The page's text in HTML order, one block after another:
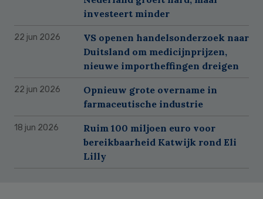
investeert minder
22 jun 2026
VS openen handelsonderzoek naar
Duitsland om medicijnprijzen,
nieuwe importheffingen dreigen
22 jun 2026
Opnieuw grote overname in
farmaceutische industrie
18 jun 2026
Ruim 100 miljoen euro voor
bereikbaarheid Katwijk rond Eli
Lilly